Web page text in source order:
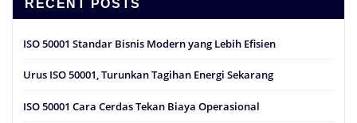
RECENT POSTS
ISO 50001 Standar Bisnis Modern yang Lebih Efisien
Urus ISO 50001, Turunkan Tagihan Energi Sekarang
ISO 50001 Cara Cerdas Tekan Biaya Operasional